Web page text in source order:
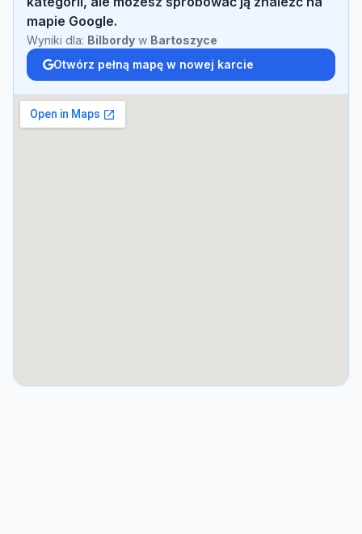
mapie Google.
Wyniki dla: Bilbordy w Bartoszyce
Otwórz pełną mapę w nowej karcie